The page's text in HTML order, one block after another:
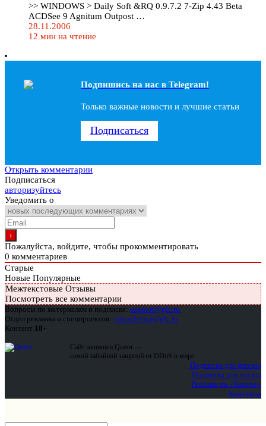
>> WINDOWS > Daily Soft &RQ 0.9.7.2 7-Zip 4.43 Beta
ACDSee 9 Agnitum Outpost …
28.11.2006
12 мин на чтение
Подпишись на наc в Telegram!
Только важные новости и лучшие статьи
Подписаться
Открыть комментарии
Подписаться
авторизуйтесь
Уведомить о
Пожалуйста, войдите, чтобы прокомментировать
0 комментариев
Старые
Новые Популярные
Межтекстовые Отзывы
Посмотреть все комментарии
Вопросы по материалам и подписке: support@glc.ru
Отдел рекламы и спецпроектов: yakovleva.a@glc.ru
Контент 18+
Сайт защищен Qrator —
самой забойной защитой от DDoS в мире
Подписка для физлиц
Подписка для юрлиц
Реклама на «Хакере»
Контакты